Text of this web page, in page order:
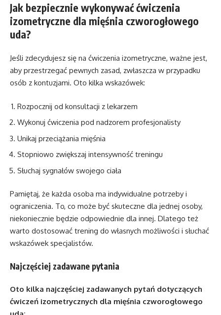
Jak bezpiecznie wykonywać ćwiczenia
izometryczne dla mięśnia czworogłowego
uda?
Jeśli zdecydujesz się na ćwiczenia izometryczne, ważne jest,
aby przestrzegać pewnych zasad, zwłaszcza w przypadku
osób z kontuzjami. Oto kilka wskazówek:
Rozpocznij od konsultacji z lekarzem
Wykonuj ćwiczenia pod nadzorem profesjonalisty
Unikaj przeciążania mięśnia
Stopniowo zwiększaj intensywność treningu
Słuchaj sygnałów swojego ciała
Pamiętaj, że każda osoba ma indywidualne potrzeby i
ograniczenia. To, co może być skuteczne dla jednej osoby,
niekoniecznie będzie odpowiednie dla innej. Dlatego też
warto dostosować trening do własnych możliwości i słuchać
wskazówek specjalistów.
Najczęściej zadawane pytania
Oto kilka najczęściej zadawanych pytań dotyczących
ćwiczeń izometrycznych dla mięśnia czworogłowego